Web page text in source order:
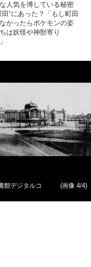
人気を博している秘密
田”にあった？「もし町田
かったらポケモンの姿
は妖怪や神獣寄り
館デジタルコ
(画像 4/4)